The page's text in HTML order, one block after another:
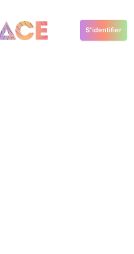
S'identifier